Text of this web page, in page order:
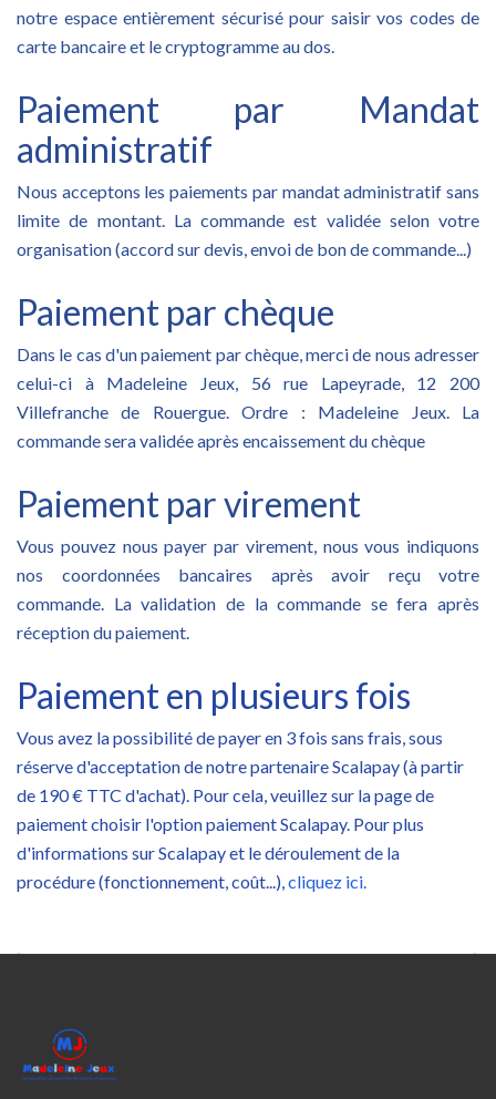
notre espace entièrement sécurisé pour saisir vos codes de
carte bancaire et le cryptogramme au dos.
Paiement par Mandat
administratif
Nous acceptons les paiements par mandat administratif sans
limite de montant. La commande est validée selon votre
organisation (accord sur devis, envoi de bon de commande...)
Paiement par chèque
Dans le cas d'un paiement par chèque, merci de nous adresser
celui-ci à Madeleine Jeux, 56 rue Lapeyrade, 12 200
Villefranche de Rouergue. Ordre : Madeleine Jeux. La
commande sera validée après encaissement du chèque
Paiement par virement
Vous pouvez nous payer par virement, nous vous indiquons
nos coordonnées bancaires après avoir reçu votre
commande. La validation de la commande se fera après
réception du paiement.
Paiement en plusieurs fois
Vous avez la possibilité de payer en 3 fois sans frais, sous
réserve d'acceptation de notre partenaire Scalapay (à partir
de 190 € TTC d'achat). Pour cela, veuillez sur la page de
paiement choisir l'option paiement Scalapay. Pour plus
d'informations sur Scalapay et le déroulement de la
procédure (fonctionnement, coût...),cliquez ici.
 